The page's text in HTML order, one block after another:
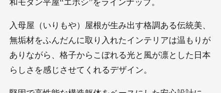
入母屋（いりもや）屋根が生み出す格調ある伝統美、
無垢材をふんだんに取り入れたインテリアは温もりが
ありながら、格子からこぼれる光と風が凛とした日本
らしさを感じさせてくれるデザイン。